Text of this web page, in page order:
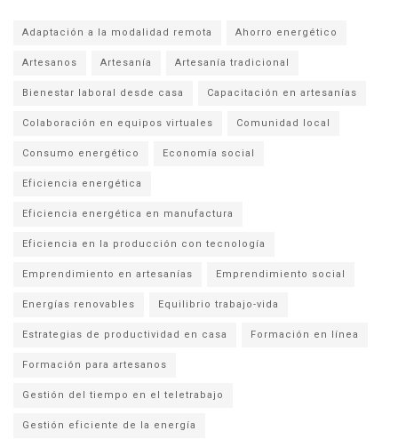
Adaptación a la modalidad remota Ahorro energético
Artesanos Artesanía Artesanía tradicional
Bienestar laboral desde casa Capacitación en artesanías
Colaboración en equipos virtuales Comunidad local
Consumo energético Economía social
Eficiencia energética
Eficiencia energética en manufactura
Eficiencia en la producción con tecnología
Emprendimiento en artesanías Emprendimiento social
Energías renovables Equilibrio trabajo-vida
Estrategias de productividad en casa Formación en línea
Formación para artesanos
Gestión del tiempo en el teletrabajo
Gestión eficiente de la energía